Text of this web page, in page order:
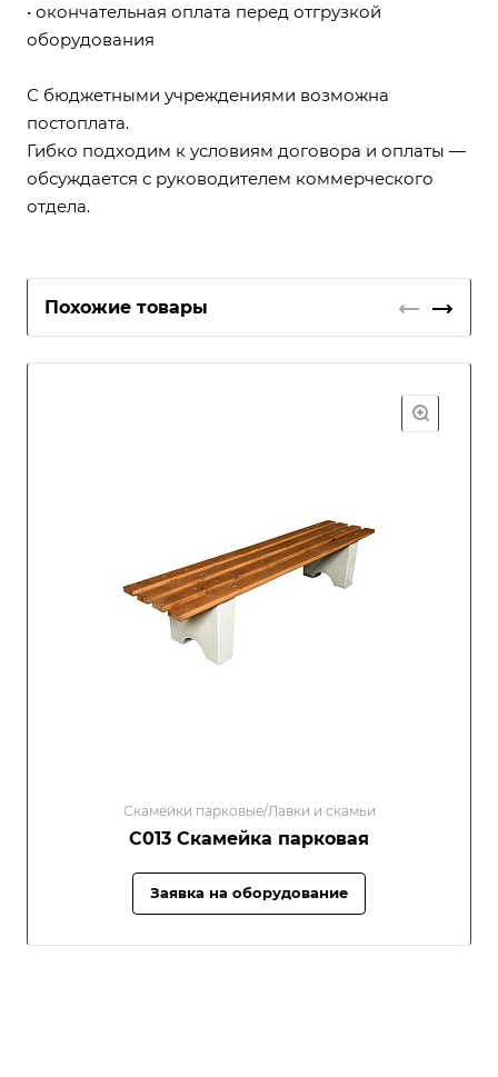
• окончательная оплата перед отгрузкой
оборудования
С бюджетными учреждениями возможна
постоплата.
Гибко подходим к условиям договора и оплаты —
обсуждается с руководителем коммерческого
отдела.
Похожие товары
Скамейки парковые/Лавки и скамьи
С013 Скамейка парковая
Заявка на оборудование